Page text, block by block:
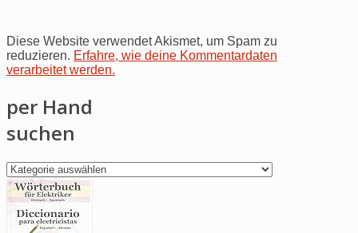
Diese Website verwendet Akismet, um Spam zu
reduzieren. Erfahre, wie deine Kommentardaten
verarbeitet werden.
per Hand
suchen
per
Hand
suchen